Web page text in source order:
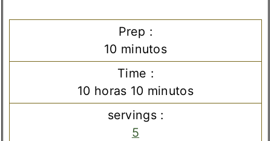
Prep :
10minutos
minutos
Time :
10horas
horas 10minutos
minutos
servings :
5